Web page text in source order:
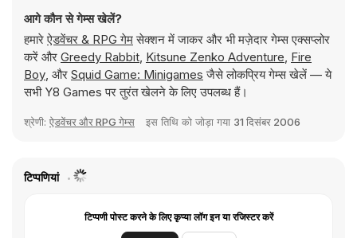
आगे कौन से गेम्स खेलें?
हमारेऐडवेंचर & RPG गेमसेक्शन में जाकर और भी मज़ेदार गेम्स एक्सप्लोर
करें और Greedy Rabbit, Kitsune Zenko Adventure, Fire
Boy, और Squid Game: Minigames जैसे लोकप्रिय गेम्स खेलें — ये
सभी Y8 Games पर तुरंत खेलने के लिए उपलब्ध हैं।
श्रेणी: ऐडवेंचर और RPG गेम्स इस तिथि को जोड़ा गया 31 दिसंबर 2006
टिप्पणियां
टिप्पणी पोस्ट करने के लिए कृप्या लॉग इन या रजिस्टर करें